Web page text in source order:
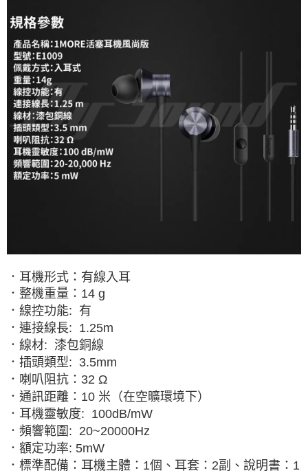
．耳機形式：有線入耳
．整機重量： 14 g
．線控功能: 有
．連接線長: 1.25m
．線材: 漆包銅線
．插頭類型: 3.5mm
．喇叭阻抗： 32 Ω
．通訊距離： 10 米（在空曠環境下）
．耳機靈敏度: 100dB/mW
．頻響範圍 : 20~20000Hz
．額定功率: 5mW
．標準配備：耳機主體： 1個、耳套： 2副、說明書： 1